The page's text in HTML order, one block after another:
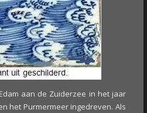
aan de Zuiderzee in het jaar
het Purmermeer ingedreven. Als